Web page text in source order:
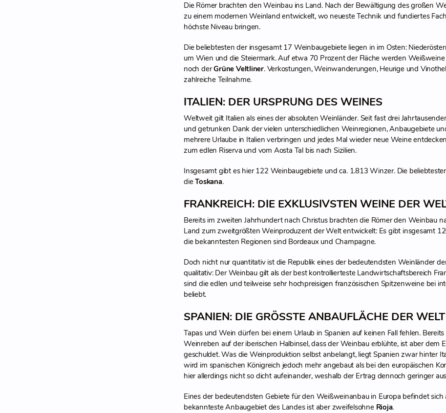
Die Römer brachten den Weinbau ins Land. Nach der Bewältigung des großen
zu einem modernen Weinland entwickelt, wo neueste Technik und fundiertes
höchste Niveau bringen.
Die beliebtesten der insgesamt 17 Weinbaugebiete liegen in im Osten:
um Wien und die Steiermark. Auf etwa 70 Prozent der Fläche werden
noch derGrüne Veltliner. Verkostungen, Weinwanderungen, Heurige und
zahlreiche Teilnahme.
ITALIEN: DER URSPRUNG DES WEINES
Weltweit gilt Italien als eines der absoluten Weinländer. Seit fast drei
und getrunken Dank der vielen unterschiedlichen Weinregionen, Anbaugebiete
mehrere Urlaube in Italien verbringen und jedes Mal wieder neue Weine
zum edlen Riserva und vom Aosta Tal bis nach Sizilien.
Insgesamt gibt es hier 122 Weinbaugebiete und ca. 1.813 Winzer. Die
dieToskana.
FRANKREICH: DIE EXKLUSIVSTEN WEINE DER
Bereits im zweiten Jahrhundert nach Christus brachten die Römer den Weinbau
Land zum zweitgrößten Weinproduzent der Welt entwickelt: Es gibt insgesamt
die bekanntesten Regionen sind Bordeaux und Champagne.
Doch nicht nur quantitativ ist die Republik eines der bedeutendsten Weinländer
qualitativ: Der Weinbau gilt als der best kontrollierteste Landwirtschaftsbereich
sind die edlen und teilweise sehr hochpreisigen französischen Spitzenweine bei
beliebt.
SPANIEN: DIE GRÖSSTE ANBAUFLÄCHE DER WELT
Tapas und Wein dürfen bei einem Urlaub in Spanien auf keinen Fall fehlen.
Weinreben auf der iberischen Halbinsel, dass der Weinbau erblühte, ist aber dem
geschuldet. Was die Weinproduktion selbst anbelangt, liegt Spanien zwar hinter
wird im spanischen Königreich jedoch mehr angebaut als bei den europäischen
hier allerdings nicht so dicht aufeinander, weshalb der Ertrag dennoch geringer
Eines der bedeutendsten Gebiete für den Weißweinanbau in Europa befindet
bekannteste Anbaugebiet des Landes ist aber zweifelsohne Rioja.